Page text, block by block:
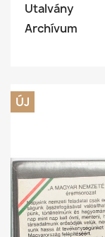
Utalvány
Archívum
ÚJ